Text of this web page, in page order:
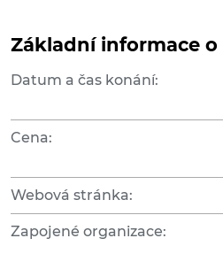
Základní informace o
Datum a čas konání:
Cena:
Webová stránka:
Zapojené organizace: